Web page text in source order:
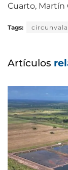
Cuarto, Martín
Tags:
Artículos